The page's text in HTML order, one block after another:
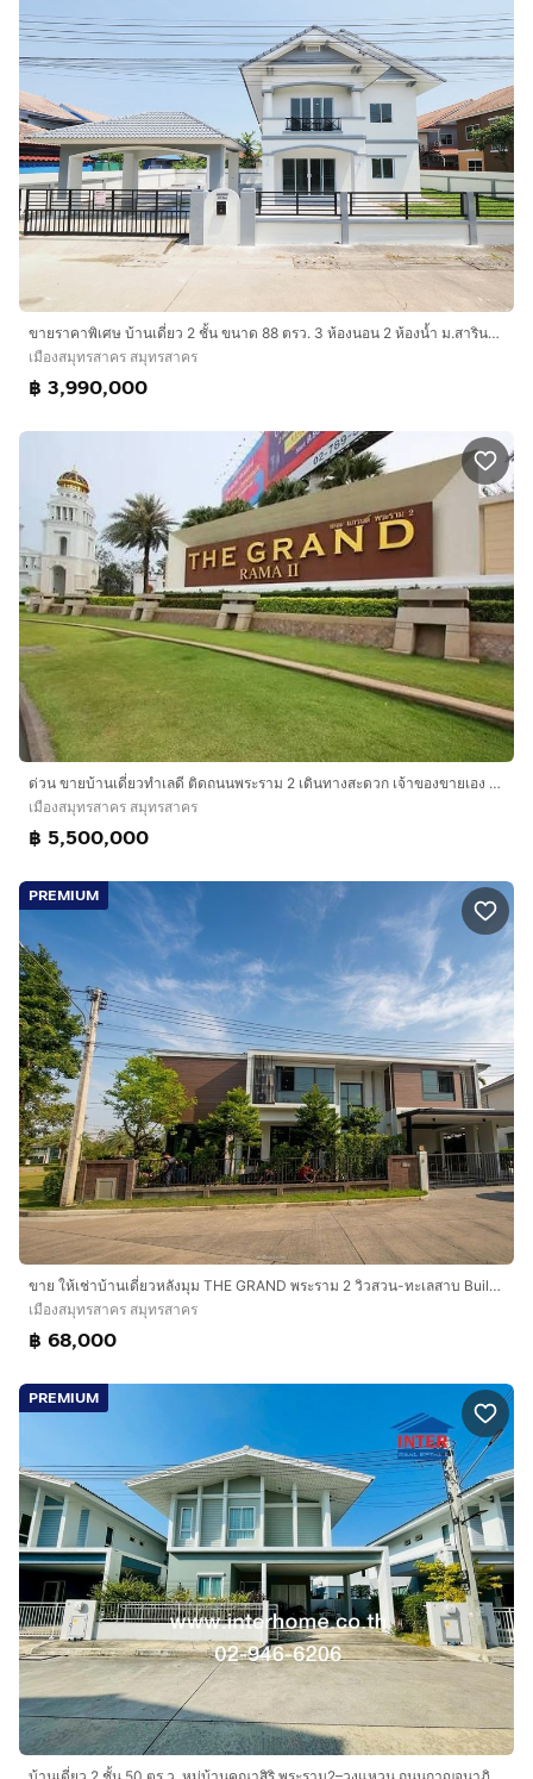
ขายราคาพิเศษ บ้านเดี่ยว 2 ชั้น ขนาด 88 ตรว. 3 ห้องนอน 2 ห้องน้ำ ม.สารินซิตี้ โซน เฉลียงจันทร์ รีโนเวทใหม่ทั้งหลัง พื้นที่กว้างมาก
เมืองสมุทรสาคร สมุทรสาคร
฿ 3,990,000
ด่วน ขายบ้านเดี่ยวทำเลดี ติดถนนพระราม 2 เดินทางสะดวก เจ้าของขายเอง ไม่ผ่านนายหน้า ต่อรองได้
เมืองสมุทรสาคร สมุทรสาคร
฿ 5,500,000
PREMIUM
ขาย ให้เช่าบ้านเดี่ยวหลังมุม THE GRAND พระราม 2 วิวสวน-ทะเลสาบ Built-in ทั้งหลัง พร้อมเข้าอยู่
เมืองสมุทรสาคร สมุทรสาคร
฿ 68,000
PREMIUM